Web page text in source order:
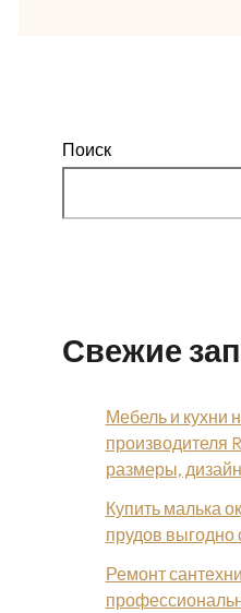
Поиск
Свежие
Мебель и кухни
производителя
размеры,
Купить малька
прудов выгодно
Ремонт